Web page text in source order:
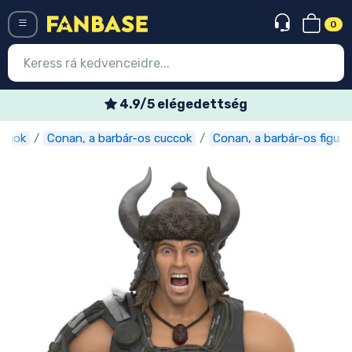
0
Heti akciós ajánlatok
Conan, a barbár-os cuccok Conan, a barbár-os
Belépés Regisztráció
Legújabb cuccok
Akciós ajánlatok
Express szállítás
Előrendelhető cuccok
Outlet cuccok